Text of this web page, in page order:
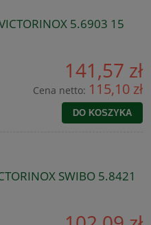
5.6903 15
141,57 zł
Cena netto: 115,10 zł
DO KOSZYKA
SWIBO 5.8421